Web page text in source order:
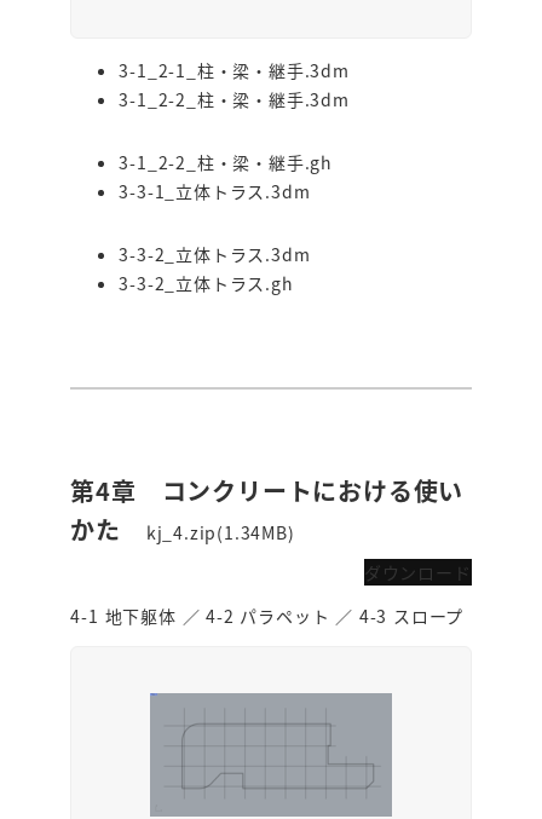
3-1_2-1_柱・梁・継手.3dm
3-1_2-2_柱・梁・継手.3dm
3-1_2-2_柱・梁・継手.gh
3-3-1_立体トラス.3dm
3-3-2_立体トラス.3dm
3-3-2_立体トラス.gh
第4章 コンクリートにおける使い
かた
kj_4.zip(1.34MB)
ダウンロード
4-1 地下躯体 ／ 4-2 パラペット ／ 4-3 スロープ